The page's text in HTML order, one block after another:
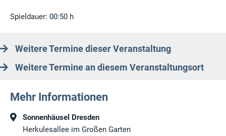
Spieldauer: 00:50 h
Weitere Termine dieser Veranstaltung
Weitere Termine an diesem Veranstaltungsort
Mehr Informationen
Sonnenhäusel Dresden
Herkulesallee im Großen Garten